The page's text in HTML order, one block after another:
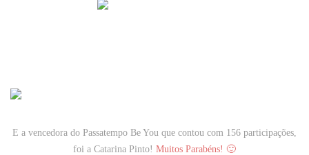
E a vencedora do Passatempo Be You que contou com 156 participações,
foi a Catarina Pinto! Muitos Parabéns! 🙂